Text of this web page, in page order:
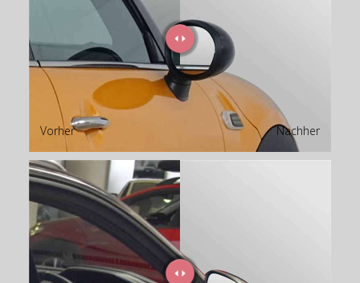
Nachher
Vorher